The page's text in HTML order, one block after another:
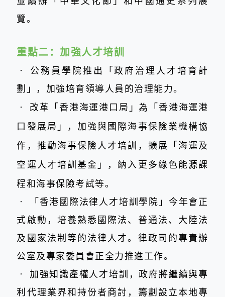
覽。
重點二： 加強人才培訓
‧ 公務員學院推出「政府治理人才培育計
劃」，加強培育領導人員的治理能力。
‧ 改革「香港海運港口局」為「香港海運港
口發展局」，加強與國際海事保險業機構協
作，推動海事保險人才培訓，擴展 「 海運及
空運人才培訓基金」，納入更多綠色能源課
程和海事保險考試等。
‧
「香港國際法律人才培訓學院」今年會正
式啟動，培養熟悉國際法、普通法、大陸法
及國家法制等的法律人才。律政司的專責辦
公室及專家委員會正全力推進工作。
‧ 加強知識產權人才培訓，政府將繼續與專
利代理業界和持份者商討，籌劃設立本地專